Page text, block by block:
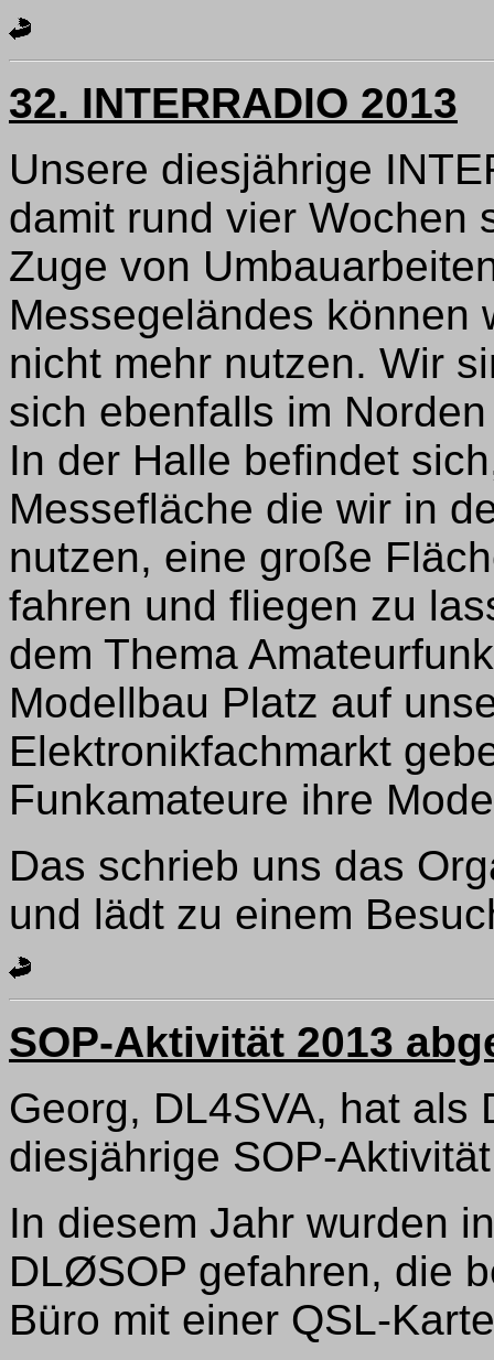
32. INTERRADIO 2013
Unsere diesjährige
damit rund vier Wochen
Zuge von
Messegeländes können
nicht mehr nutzen. Wir
sich ebenfalls im
In der Halle befindet
Messefläche die wir in
nutzen, eine große
fahren und fliegen zu
dem Thema
Modellbau Platz auf
Elektronikfachmarkt
Funkamateure ihre
Das schrieb uns das
und lädt zu einem
SOP-Aktivität 2013
Georg, DL4SVA, hat als
diesjährige SOP-
In diesem Jahr wurden
DLØSOP gefahren, die
Büro mit einer QSL-